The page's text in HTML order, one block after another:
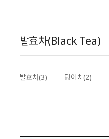
발효차(Black Tea)
발효차(3) 덩이차(2)